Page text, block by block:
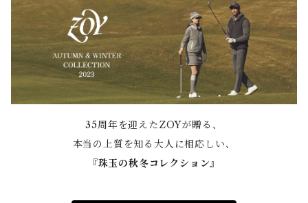
35周年を迎えたZOYが贈る、
本当の上質を知る大人に相応しい、
『珠玉の秋冬コレクション』